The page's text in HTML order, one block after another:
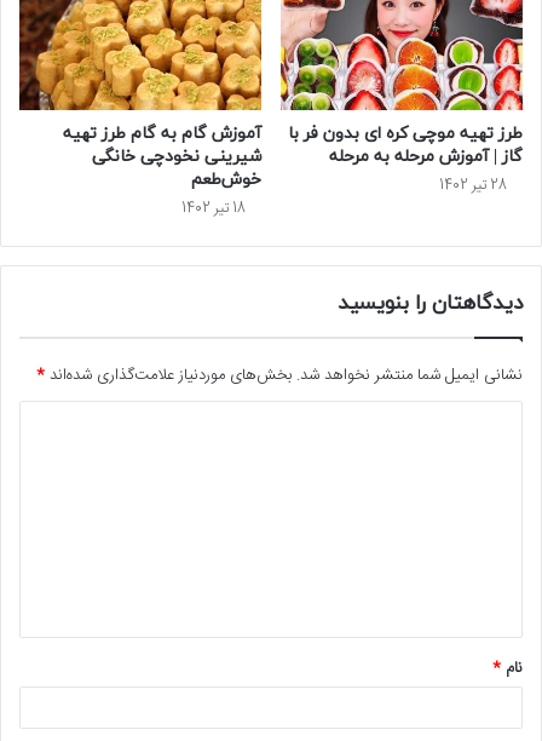
طرز تهیه موچی کره ای بدون فر با
گاز | آموزش مرحله به مرحله
28 تیر 1402
آموزش گام به گام طرز تهیه
شیرینی نخودچی خانگی
خوش‌طعم
18 تیر 1402
دیدگاهتان را بنویسید
نشانی ایمیل شما منتشر نخواهد شد. بخش‌های موردنیاز علامت‌گذاری شده‌اند*
*
نام *